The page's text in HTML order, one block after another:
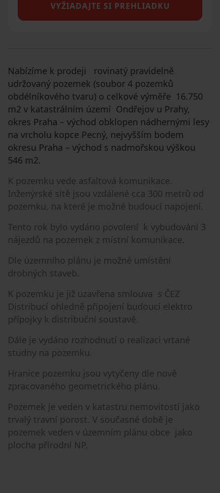
VYŽIADAJTE SI PREHLIADKU
Nabízíme k prodeji rovinatý pravidelně
udržovaný pozemek (soubor 4 pozemků
obdélníkového tvaru) o celkové výměře 16.750
m2 v katastrálním území Ondřejov u Prahy,
okres Praha – východ obklopen nádhernými lesy
na vrcholu kopce Pecný, nejvyšším bodem
okresu Praha – východ s nadmořskou výškou
546 m2.
K pozemku vede asfaltová komunikace.
Inženýrské sítě jsou vzdálené cca 300 metrů od
pozemku, na které je možné budoucí napojení.
Tento rok bylo vydáno povolení k vybudování 3
nájezdů na pozemek z místní komunikace.
Dle územního plánu je možné umístění
drobných staveb.
K pozemku je již uzavřena smlouva s ČEZ
Distribucí ohledně připojení budoucí elektro
přípojky k distribuční soustavě.
Dále je vydáno rozhodnutí o realizaci vrtané
studny na pozemku.
Hranice pozemku jsou vytyčeny dle nově
zpracovaného geometrického plánu.
Pozemek je veden v katastru nemovitostí jako
trvalý travní porost. V současné době je
pozemek veden v územním plánu obce jako
plocha přírodní NP.